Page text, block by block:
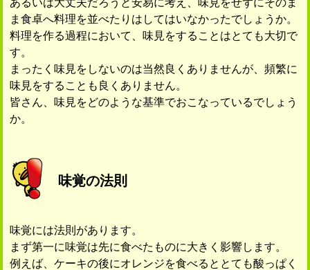
あるいは大丈夫だろうと安易に考え、味見をせずにそのま
ま食卓へ料理を並べたりはしてはいなかったでしょうか。
料理を作る過程において、味見をすることはとても大切で
す。
まったく味見をしないのは当然良くありませんが、頻繁に
味見をすることも良くありません。
皆さん、味見をどのような基準でおこなっているでしょう
か。
味覚の法則
味覚には法則があります。
まず第一に味覚は先に食べたものに大きく影響します。
例えば、ケーキの後にオレンジを食べるととても酸っぱく